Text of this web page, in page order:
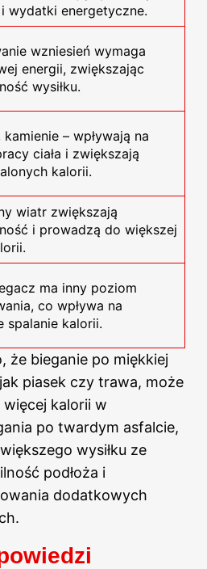
wydatki energetyczne.
wzniesień wymaga
energii, zwiększając
wysiłku.
kamienie – wpływają na
ciała i zwiększają
kalorii.
wiatr zwiększają
i prowadzą do większej
ma inny poziom
co wpływa na
spalanie kalorii.
że bieganie po miękkiej
piasek czy trawa, może
kalorii w
po twardym asfalcie,
wysiłku ze
podłoża i
dodatkowych